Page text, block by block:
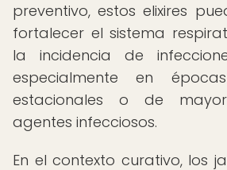
preventivo, estos elixires
fortalecer el sistema
la incidencia de
especialmente en
estacionales o de
agentes infecciosos.
En el contexto curativo, los